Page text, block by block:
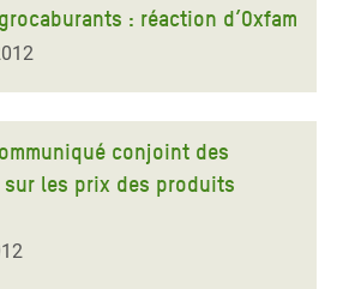
: réaction d’Oxfam
conjoint des
sur les prix des produits